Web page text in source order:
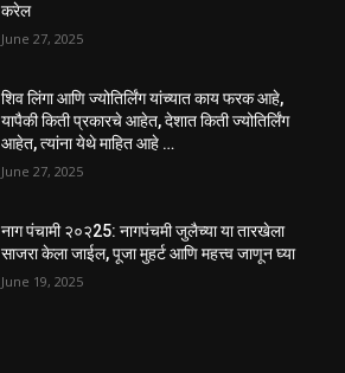
करेल
June 27, 2025
शिव लिंगा आणि ज्योतिर्लिंग यांच्यात काय फरक आहे,
यापैकी किती प्रकारचे आहेत, देशात किती ज्योतिर्लिंग
आहेत, त्यांना येथे माहित आहे …
June 27, 2025
नाग पंचामी २०२25: नागपंचमी जुलैच्या या तारखेला
साजरा केला जाईल, पूजा मुहर्ट आणि महत्त्व जाणून घ्या
June 19, 2025